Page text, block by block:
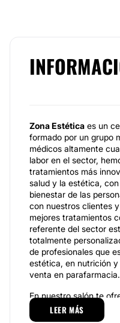
Zona Estética es un
formado por un grupo
médicos altamente
labor en el sector,
tratamientos más
salud y la estética,
bienestar de las
con nuestros clientes
mejores tratamientos
referente del sector
totalmente
de profesionales que
estética, en nutrición
venta en parafarmacia.
En nuestro salón te
de productos y
nutricionales,
LEER MÁS